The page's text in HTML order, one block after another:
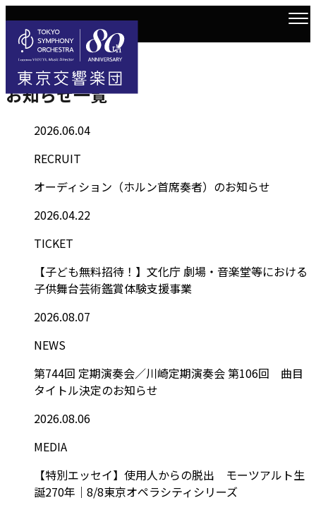
トップ お知らせ一覧
Information
お知らせ一覧
2026.06.04
RECRUIT
オーディション（ホルン首席奏者）のお知らせ
2026.04.22
TICKET
【子ども無料招待！】文化庁 劇場・音楽堂等における
子供舞台芸術鑑賞体験支援事業
2026.08.07
NEWS
第744回 定期演奏会／川崎定期演奏会 第106回 曲目
タイトル決定のお知らせ
2026.08.06
MEDIA
【特別エッセイ】使用人からの脱出 モーツアルト生
誕270年｜8/8東京オペラシティシリーズ